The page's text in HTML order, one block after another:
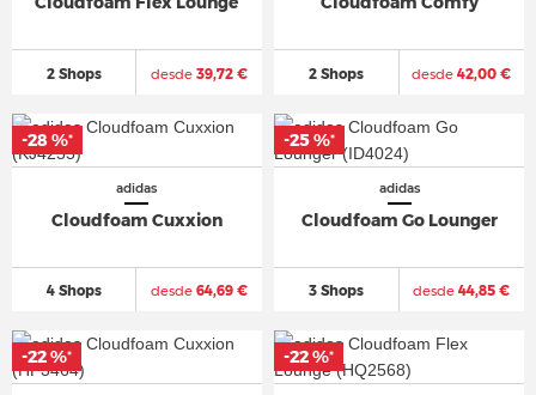
2 Shops desde39,72 € 2 Shops desde 42,00 €
adidas
Cloudfoam Cuxxion
4 Shops desde64,69 €
-28 %*
adidas
Cloudfoam Go Lounger
3 Shops desde 44,85 €
-25 %*
-22 %* -22 %*